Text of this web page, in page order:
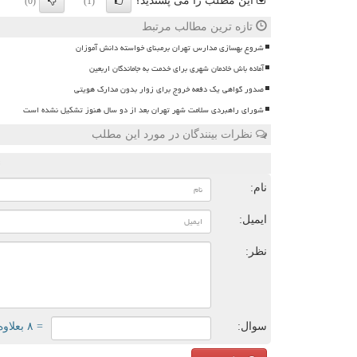
تازه ترین مطالب مرتبط
شروع بهسازی مدارس تهران برمبنای خواسته دانش آموزان
آماده باش خادمان شهری برای خدمت به جاماندگان اربعین
صدور گواهی یک دفعه خروج برای زوار بدون مدارک هویتی
شورای راهبردی سلامت شهر تهران بعد از دو سال هنوز تشکیل نشده است
نظرات بینندگان در مورد این مطلب
نام:
ایمیل:
نظر:
سوال: = ۸ بعلاوه ۵